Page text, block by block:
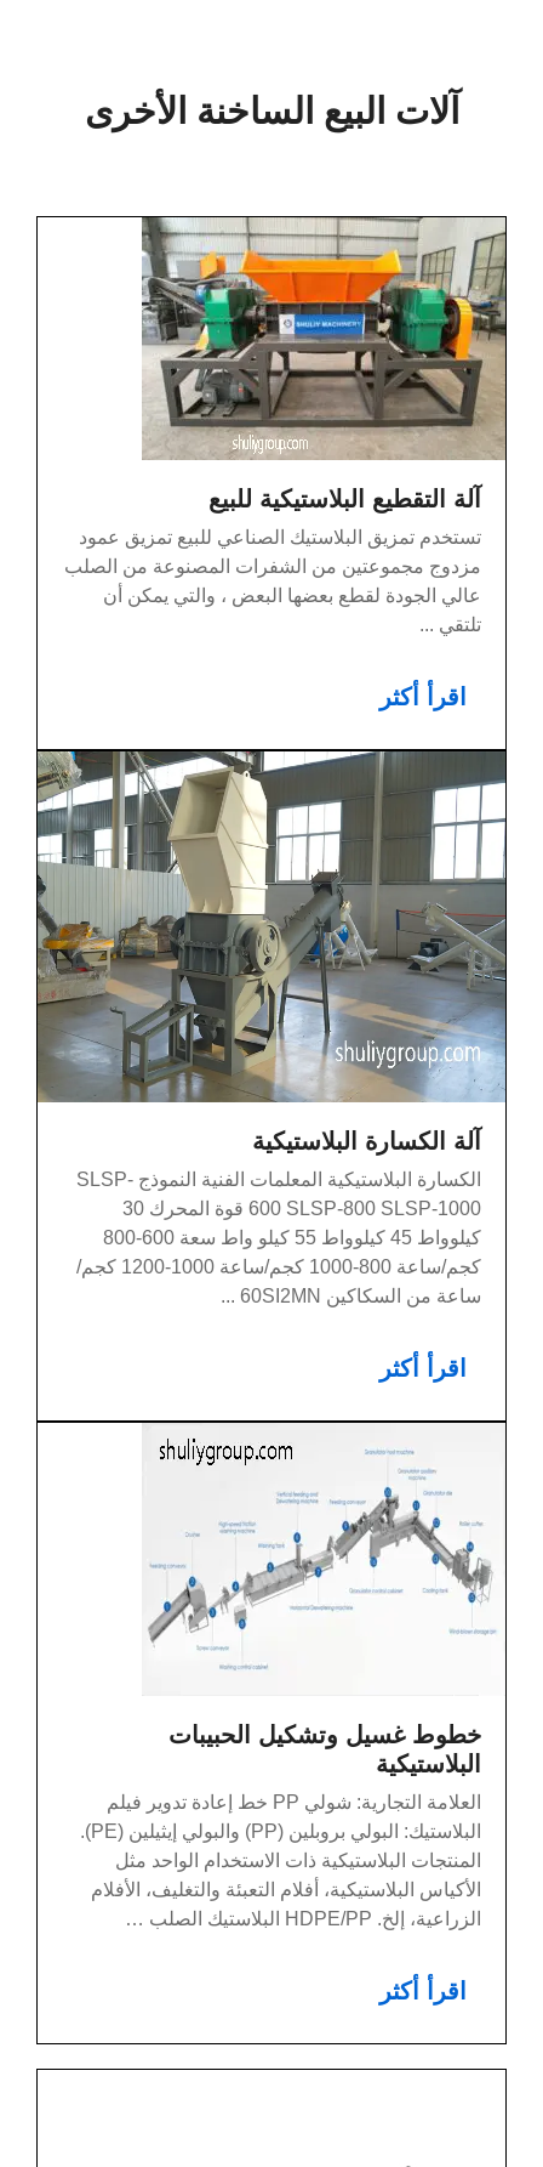
آلات البيع الساخنة الأخرى
آلة التقطيع البلاستيكية للبيع
تستخدم تمزيق البلاستيك الصناعي للبيع تمزيق عمود
مزدوج مجموعتين من الشفرات المصنوعة من الصلب
عالي الجودة لقطع بعضها البعض ، والتي يمكن أن
تلتقي ...
اقرأ أكثر
آلة الكسارة البلاستيكية
الكسارة البلاستيكية المعلمات الفنية النموذج SLSP-
600 SLSP-800 SLSP-1000 قوة المحرك 30
كيلوواط 45 كيلوواط 55 كيلو واط سعة 600-800
كجم/ساعة 800-1000 كجم/ساعة 1000-1200 كجم/
ساعة من السكاكين 60SI2MN ...
اقرأ أكثر
خطوط غسيل وتشكيل الحبيبات
البلاستيكية
العلامة التجارية: شولي PP خط إعادة تدوير فيلم
البلاستيك: البولي بروبلين (PP) والبولي إيثيلين (PE).
المنتجات البلاستيكية ذات الاستخدام الواحد مثل
الأكياس البلاستيكية، أفلام التعبئة والتغليف، الأفلام
الزراعية، إلخ. HDPE/PP البلاستيك الصلب …
اقرأ أكثر